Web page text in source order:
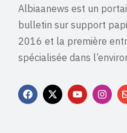
Albiaanews est un
bulletin sur support
2016 et la première
spécialisée dans